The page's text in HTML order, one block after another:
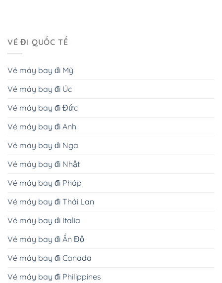
VÉ ĐI QUỐC TẾ
Vé máy bay đi Mỹ
Vé máy bay đi Úc
Vé máy bay đi Đức
Vé máy bay đi Anh
Vé máy bay đi Nga
Vé máy bay đi Nhật
Vé máy bay đi Pháp
Vé máy bay đi Thái Lan
Vé máy bay đi Italia
Vé máy bay đi Ấn Độ
Vé máy bay đi Canada
Vé máy bay đi Philippines